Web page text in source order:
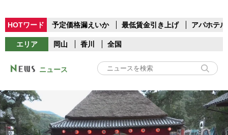
HOTワード 予定価格漏えいか 最低賃金引き上げ アパホテル
エリア 岡山 香川 全国
ニュース